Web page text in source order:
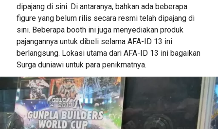
dipajang di sini. Di antaranya, bahkan ada beberapa
figure yang belum rilis secara resmi telah dipajang di
sini. Beberapa booth ini juga menyediakan produk
pajangannya untuk dibeli selama AFA-ID 13 ini
berlangsung. Lokasi utama dari AFA-ID 13 ini bagaikan
Surga duniawi untuk para penikmatnya.